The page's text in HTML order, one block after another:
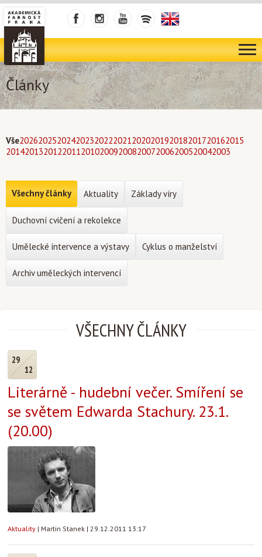
Články
Vše202620252024202320222021202020192018201720162015
201420132012201120102009200820072006200520042003
VŠECHNY ČLÁNKY
29
12
Literárně - hudební večer. Smíření se
se světem Edwarda Stachury. 23.1.
(20.00)
Aktuality | Martin Stanek | 29.12.2011 13:17
Všechny články Aktuality Základy víry
Duchovní cvičení a rekolekce
Umělecké intervence a výstavy Cyklus o manželství
Archiv uměleckých intervencí